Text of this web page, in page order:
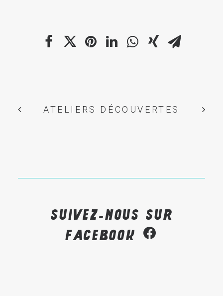
ATELIERS DÉCOUVERTES
Suivez-nous sur
Facebook